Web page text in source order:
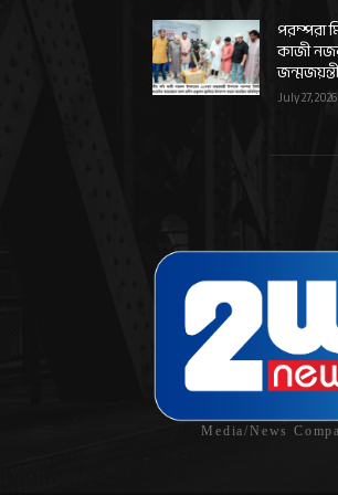
পরম্পরা
কাজী
July 27, 2026
Media/News